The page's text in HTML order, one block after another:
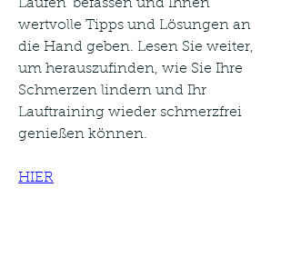
Laufen' befassen und Ihnen
wertvolle Tipps und Lösungen an
die Hand geben. Lesen Sie weiter,
um herauszufinden, wie Sie Ihre
Schmerzen lindern und Ihr
Lauftraining wieder schmerzfrei
genießen können.
HIER